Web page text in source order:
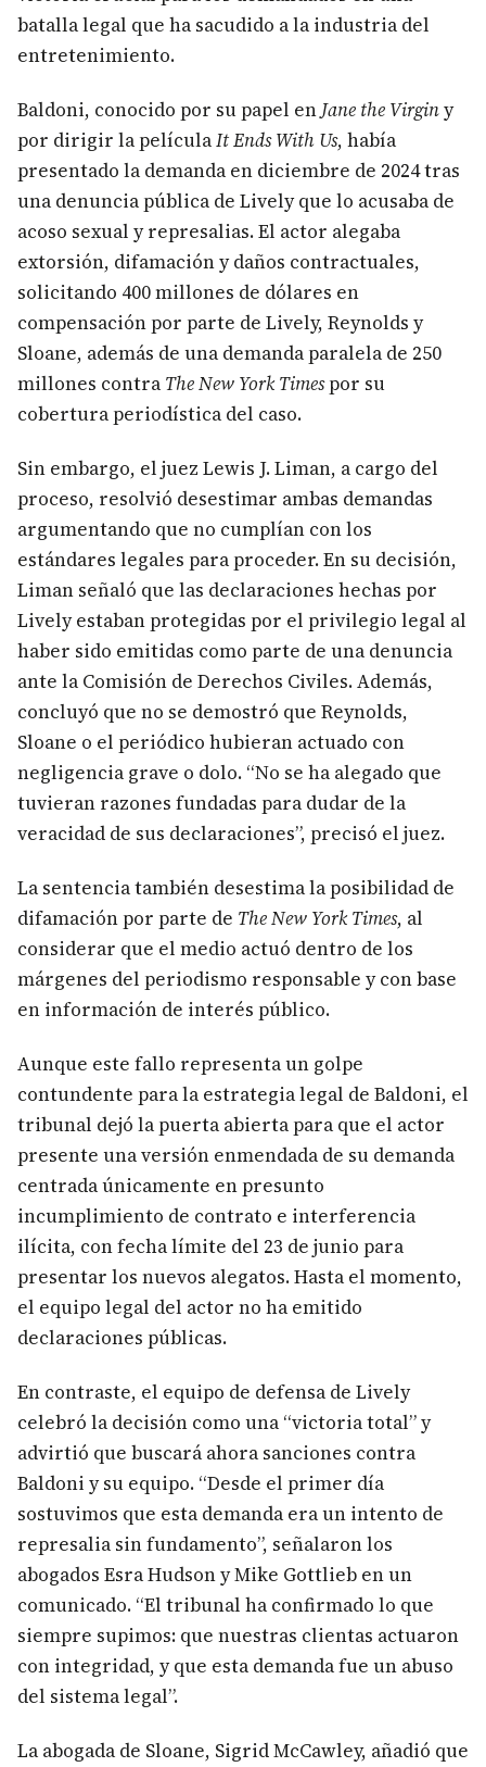
batalla legal que ha sacudido a la industria del
entretenimiento.
Baldoni, conocido por su papel enJane the Virginy
por dirigir la películaIt Ends With Us, había
presentado la demanda en diciembre de 2024 tras
una denuncia pública de Lively que lo acusaba de
acoso sexual y represalias. El actor alegaba
extorsión, difamación y daños contractuales,
solicitando 400 millones de dólares en
compensación por parte de Lively, Reynolds y
Sloane, además de una demanda paralela de 250
millones contra The New York Timespor su
cobertura periodística del caso.
Sin embargo, el juez Lewis J. Liman, a cargo del
proceso, resolvió desestimar ambas demandas
argumentando que no cumplían con los
estándares legales para proceder. En su decisión,
Liman señaló que las declaraciones hechas por
Lively estaban protegidas por el privilegio legal al
haber sido emitidas como parte de una denuncia
ante la Comisión de Derechos Civiles. Además,
concluyó que no se demostró que Reynolds,
Sloane o el periódico hubieran actuado con
negligencia grave o dolo. “No se ha alegado que
tuvieran razones fundadas para dudar de la
veracidad de sus declaraciones”, precisó el juez.
La sentencia también desestima la posibilidad de
difamación por parte de The New York Times, al
considerar que el medio actuó dentro de los
márgenes del periodismo responsable y con base
en información de interés público.
Aunque este fallo representa un golpe
contundente para la estrategia legal de Baldoni, el
tribunal dejó la puerta abierta para que el actor
presente una versión enmendada de su demanda
centrada únicamente en presunto
incumplimiento de contrato e interferencia
ilícita, con fecha límite del 23 de junio para
presentar los nuevos alegatos. Hasta el momento,
el equipo legal del actor no ha emitido
declaraciones públicas.
En contraste, el equipo de defensa de Lively
celebró la decisión como una “victoria total” y
advirtió que buscará ahora sanciones contra
Baldoni y su equipo. “Desde el primer día
sostuvimos que esta demanda era un intento de
represalia sin fundamento”, señalaron los
abogados Esra Hudson y Mike Gottlieb en un
comunicado. “El tribunal ha confirmado lo que
siempre supimos: que nuestras clientas actuaron
con integridad, y que esta demanda fue un abuso
del sistema legal”.
La abogada de Sloane, Sigrid McCawley, añadió que